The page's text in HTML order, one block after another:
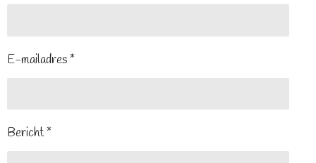
E-mailadres *
Bericht *